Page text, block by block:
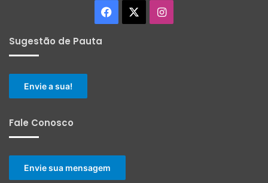
Facebook Instagram
Sugestão de Pauta
Envie a sua!
Fale Conosco
Envie sua mensagem